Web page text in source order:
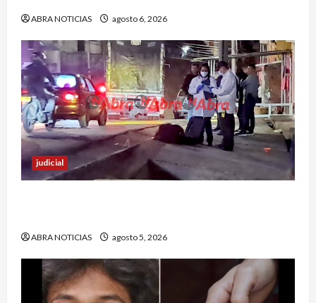
ABRA NOTICIAS agosto 6, 2026
judicial
ABRA NOTICIAS agosto 5, 2026